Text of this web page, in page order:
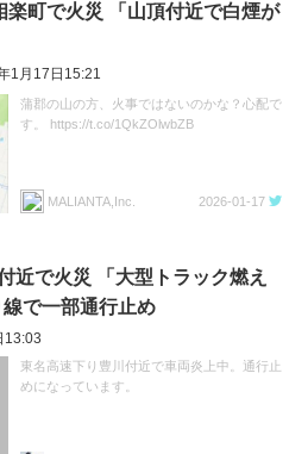
楽町で火災 「山頂付近で白煙が
1月17日15:21
蒲郡の山の方、火事ではないのかな？心配で
す。 https://t.co/1QkZOlwbZB
MALIANTA,Inc. 2026-01-17
近で火災 「大型トラック燃え
で一部通行止め
13:03
東名高速下り豊川付近で車両炎上中。通行止
めになっています。